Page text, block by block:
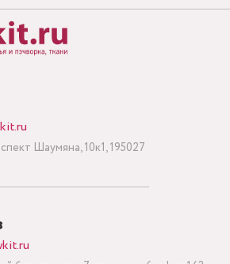
Шаумяна, 10к1, 195027